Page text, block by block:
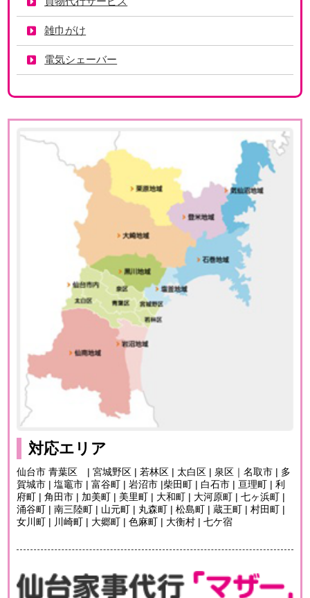
雑巾がけ
電気シェーバー
対応エリア
仙台市 青葉区 | 宮城野区 | 若林区 | 太白区 | 泉区｜名取市 | 多
賀城市 | 塩竈市 | 富谷町 | 岩沼市 |柴田町 | 白石市 | 亘理町 | 利
府町 | 角田市 | 加美町 | 美里町 | 大和町 | 大河原町 | 七ヶ浜町 |
涌谷町 | 南三陸町 | 山元町 | 丸森町 | 松島町 | 蔵王町 | 村田町 |
女川町 | 川崎町 | 大郷町 | 色麻町 | 大衡村 | 七ケ宿